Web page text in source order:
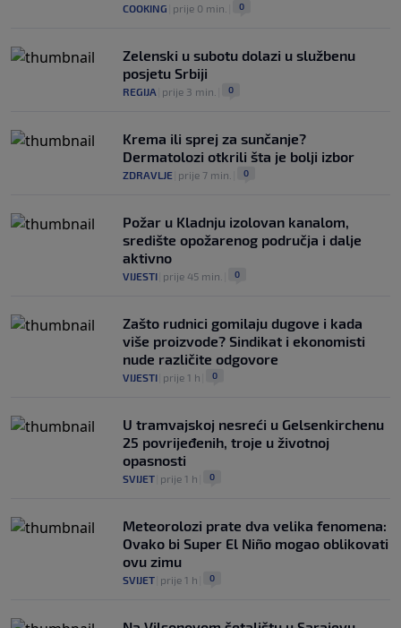
COOKING prije 0 min. 0
Zelenski u subotu dolazi u službenu
posjetu Srbiji
REGIJA prije 3 min. 0
Krema ili sprej za sunčanje?
Dermatolozi otkrili šta je bolji izbor
ZDRAVLJE prije 7 min. 0
Požar u Kladnju izolovan kanalom,
središte opožarenog područja i dalje
aktivno
VIJESTI prije 45 min. 0
Zašto rudnici gomilaju dugove i kada
više proizvode? Sindikat i ekonomisti
nude različite odgovore
VIJESTI prije 1 h 0
U tramvajskoj nesreći u Gelsenkirchenu
25 povrijeđenih, troje u životnoj
opasnosti
SVIJET prije 1 h 0
Meteorolozi prate dva velika fenomena:
Ovako bi Super El Niño mogao oblikovati
ovu zimu
SVIJET prije 1 h 0